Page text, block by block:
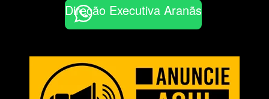
Direção Executiva Aranãs